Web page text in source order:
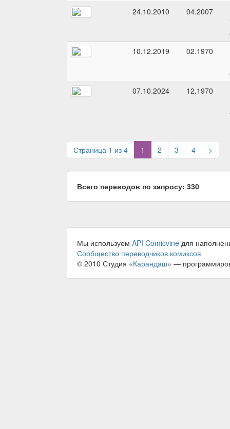
24.10.2010
04.2007
10.12.2019
02.1970
07.10.2024
12.1970
Страница 1 из 4 1 (current)
2 3 4 >
Всего переводов по запросу: 330
Мы используем API Comicvine для
Сообщество переводчиков комиксов
© 2010 Студия «Карандаш» —